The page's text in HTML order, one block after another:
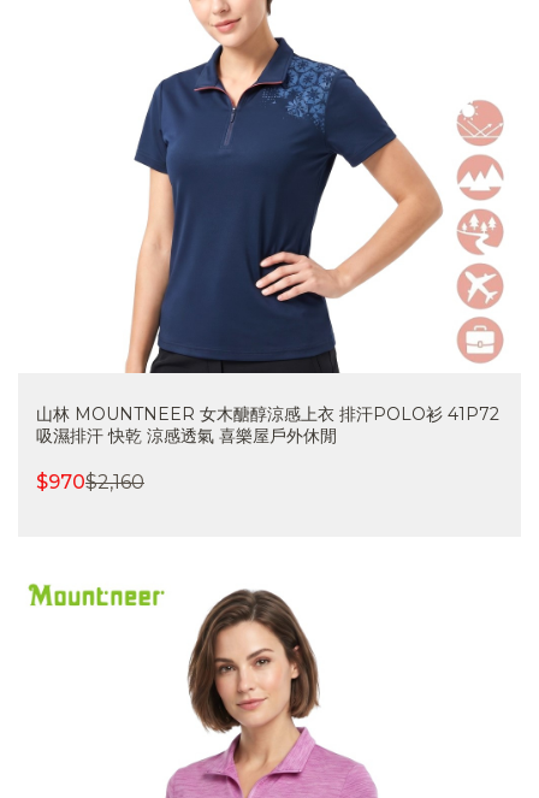
山林 MOUNTNEER 女木醣醇涼感上衣 排汗POLO衫 41P72
吸濕排汗 快乾 涼感透氣 喜樂屋戶外休閒
$970$2,160